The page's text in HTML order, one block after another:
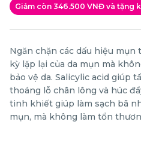
Giảm còn 346.500 VNĐ và tặng
Ngăn chặn các dấu hiệu
kỳ lặp lại của da mụn mà
bảo vệ da. Salicylic acid giúp
thoáng lỗ chân lông và húc
tinh khiết giúp làm sạch bã
mụn, mà không làm tổn